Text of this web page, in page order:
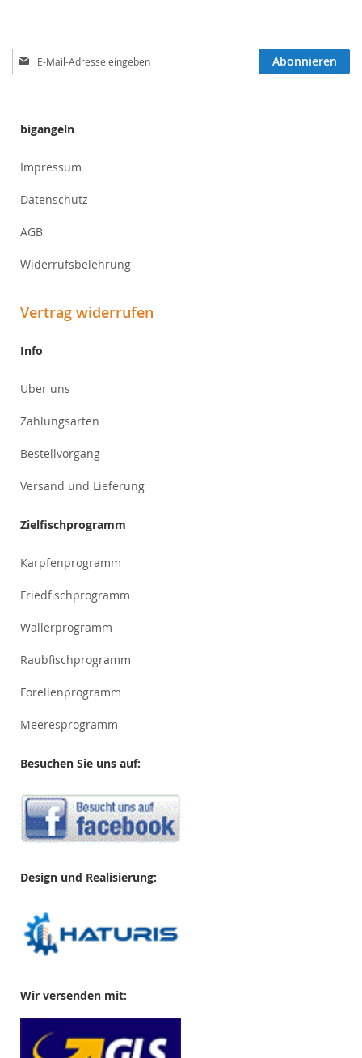
Anmeldung
zum
Abonnieren
bigangeln
Impressum
Datenschutz
AGB
Widerrufsbelehrung
Vertrag widerrufen
Info
Über uns
Zahlungsarten
Bestellvorgang
Versand und Lieferung
Zielfischprogramm
Karpfenprogramm
Friedfischprogramm
Wallerprogramm
Raubfischprogramm
Forellenprogramm
Meeresprogramm
Besuchen Sie uns auf:
Design und Realisierung:
Wir versenden mit: